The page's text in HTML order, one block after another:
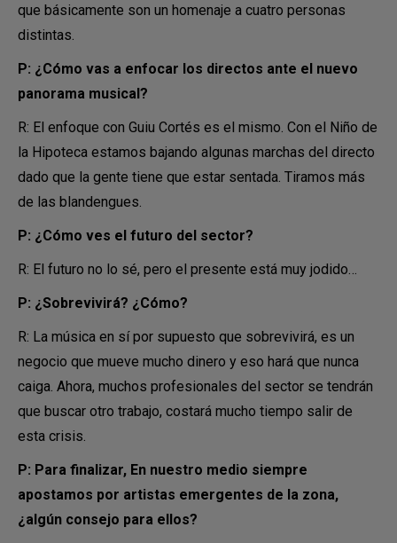
que básicamente son un homenaje a cuatro personas
distintas.
P: ¿Cómo vas a enfocar los directos ante el nuevo
panorama musical?
R: El enfoque con Guiu Cortés es el mismo. Con el Niño de
la Hipoteca estamos bajando algunas marchas del directo
dado que la gente tiene que estar sentada. Tiramos más
de las blandengues.
P: ¿Cómo ves el futuro del sector?
R: El futuro no lo sé, pero el presente está muy jodido…
P: ¿Sobrevivirá? ¿Cómo?
R: La música en sí por supuesto que sobrevivirá, es un
negocio que mueve mucho dinero y eso hará que nunca
caiga. Ahora, muchos profesionales del sector se tendrán
que buscar otro trabajo, costará mucho tiempo salir de
esta crisis.
P: Para finalizar, En nuestro medio siempre
apostamos por artistas emergentes de la zona,
¿algún consejo para ellos?